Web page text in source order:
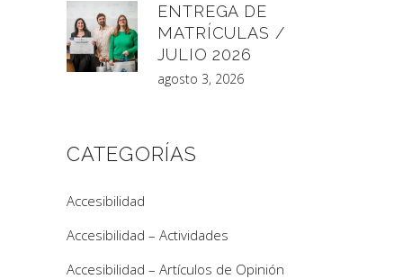
ENTREGA DE
MATRÍCULAS /
JULIO 2026
agosto 3, 2026
CATEGORÍAS
Accesibilidad
Accesibilidad – Actividades
Accesibilidad – Artículos de Opinión